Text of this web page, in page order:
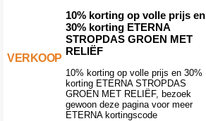
VERKOOP
10% korting op volle prijs en
30% korting ETERNA
STROPDAS GROEN MET
RELIËF
10% korting op volle prijs en 30%
korting ETERNA STROPDAS
GROEN MET RELIËF, bezoek
gewoon deze pagina voor meer
ETERNA kortingscode